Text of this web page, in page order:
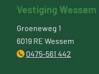
Vestiging Wessem
Groeneweg 1
6019 RE Wessem
0475-561 442